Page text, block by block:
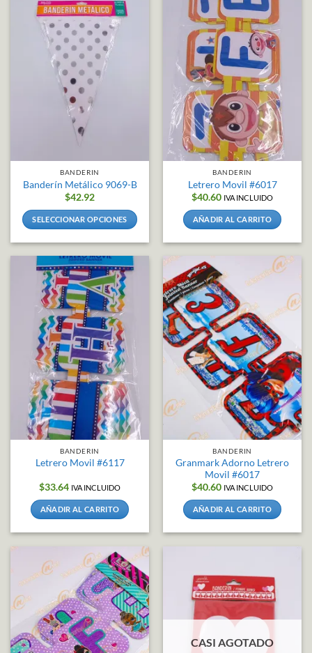
BANDERIN
Banderín Metálico 9069-B
$42.92
SELECCIONAR OPCIONES
tiene
múltiples
variantes.
Las
opciones
se
pueden
elegir
en
la
página
producto
BANDERIN
Letrero Movil #6017
$40.60 IVA INCLUIDO
AÑADIR AL CARRITO
BANDERIN
Letrero Movil #6117
$33.64 IVA INCLUIDO
AÑADIR AL CARRITO
BANDERIN
Granmark Adorno Letrero
Movil #6017
$40.60 IVA INCLUIDO
AÑADIR AL CARRITO
CASI AGOTADO